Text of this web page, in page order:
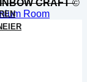
CRAFT©
Room